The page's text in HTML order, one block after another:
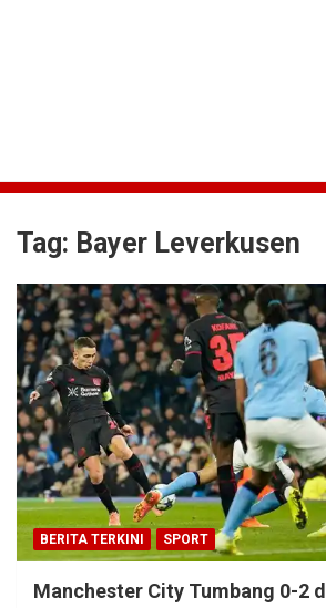
Tag: Bayer Leverkusen
BERITA TERKINI SPORT
Manchester City Tumbang 0-2